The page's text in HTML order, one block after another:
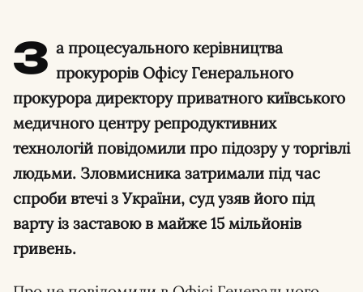
З а процесуального керівництва
прокурорів Офісу Генерального
прокурора директору приватного київського
медичного центру репродуктивних
технологій повідомили про підозру у торгівлі
людьми. Зловмисника затримали під час
спроби втечі з України, суд узяв його під
варту із заставою в майже 15 мільйонів
гривень.